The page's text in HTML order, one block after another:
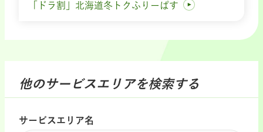
「ドラ割」北海道冬トクふりーぱす
他のサービスエリアを検索する
サービスエリア名